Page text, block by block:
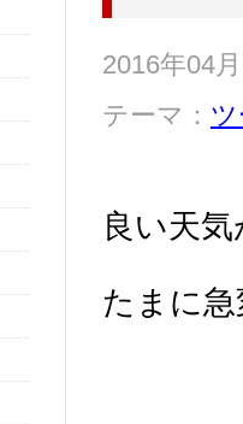
2016年04
テーマ：
良い天
たまに